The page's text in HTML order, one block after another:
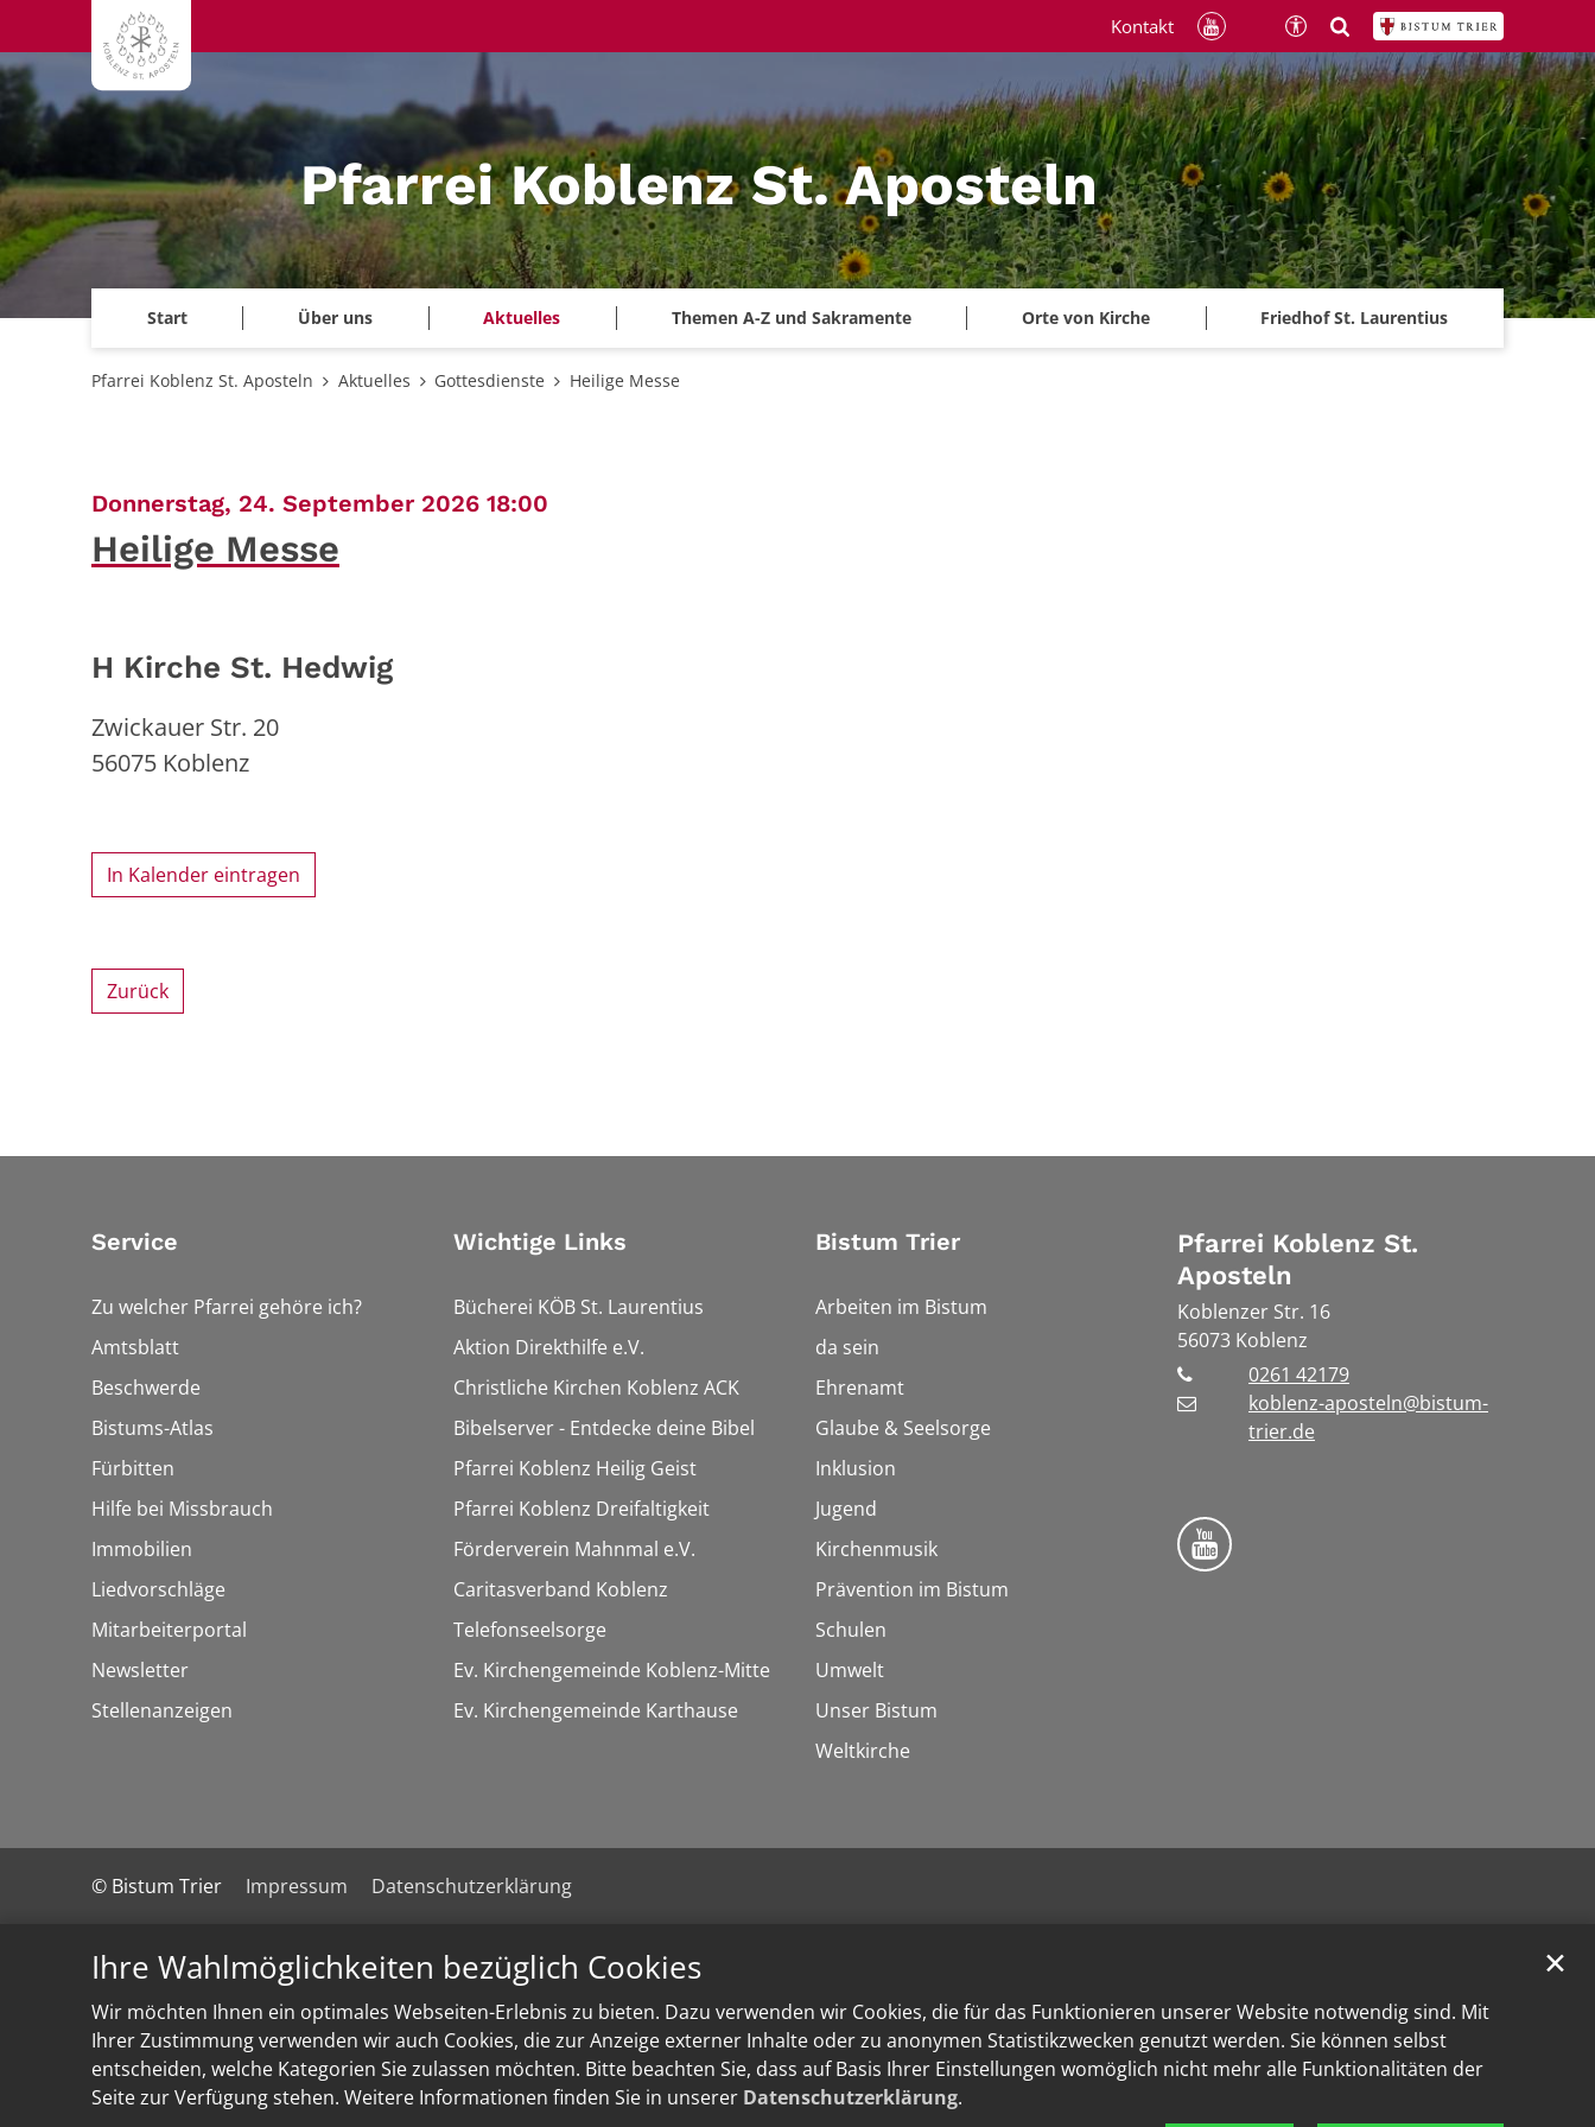
Ihre Wahlmöglichkeiten bezüglich Cookies
Wir möchten Ihnen ein optimales Webseiten-Erlebnis zu bieten. Dazu verwenden wir Cookies, die für das Funktionieren unserer Website notwendig sind. Mit
Ihrer Zustimmung verwenden wir auch Cookies, die zur Anzeige externer Inhalte oder zu anonymen Statistikzwecken genutzt werden. Sie können selbst
entscheiden, welche Kategorien Sie zulassen möchten. Bitte beachten Sie, dass auf Basis Ihrer Einstellungen womöglich nicht mehr alle Funktionalitäten der
Seite zur Verfügung stehen. Weitere Informationen finden Sie in unserer Datenschutzerklärung.
✕
Zum Inhalt springen
Pfarrei Koblenz St. Aposteln
Start Über uns Aktuelles Themen A-Z und Sakramente Orte von Kirche Friedhof St. Laurentius
Kontakt
Pfarrei Koblenz St. Aposteln Aktuelles Gottesdienste Heilige Messe
Donnerstag, 24. September 2026 18:00
Heilige Messe
H Kirche St. Hedwig
Zwickauer Str. 20
56075 Koblenz
In Kalender eintragen
Zurück
Service
Zu welcher Pfarrei gehöre ich?
Amtsblatt
Beschwerde
Bistums-Atlas
Fürbitten
Hilfe bei Missbrauch
Immobilien
Liedvorschläge
Mitarbeiterportal
Newsletter
Stellenanzeigen
Wichtige Links
Bücherei KÖB St. Laurentius
Aktion Direkthilfe e.V.
Christliche Kirchen Koblenz ACK
Bibelserver - Entdecke deine Bibel
Pfarrei Koblenz Heilig Geist
Pfarrei Koblenz Dreifaltigkeit
Förderverein Mahnmal e.V.
Caritasverband Koblenz
Telefonseelsorge
Ev. Kirchengemeinde Koblenz-Mitte
Ev. Kirchengemeinde Karthause
Bistum Trier
Arbeiten im Bistum
da sein
Ehrenamt
Glaube & Seelsorge
Inklusion
Jugend
Kirchenmusik
Prävention im Bistum
Schulen
Umwelt
Unser Bistum
Weltkirche
Pfarrei Koblenz St.
Aposteln
Koblenzer Str. 16
56073 Koblenz
0261 42179
koblenz-aposteln@bistum-
trier.de
Bistum Trier auf YouTube
© Bistum Trier Impressum Datenschutzerklärung